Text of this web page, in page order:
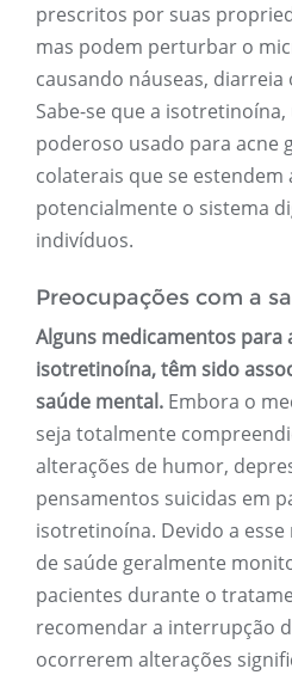
prescritos por suas
mas podem perturbar o
causando náuseas, diarreia
Sabe-se que a
poderoso usado para acne
colaterais que se estendem
potencialmente o sistema
indivíduos.
Preocupações com a
Alguns medicamentos para
isotretinoína, têm sido
saúde mental. Embora o
seja totalmente
alterações de humor,
pensamentos suicidas em
isotretinoína. Devido a
de saúde geralmente
pacientes durante o
recomendar a interrupção
ocorrerem alterações